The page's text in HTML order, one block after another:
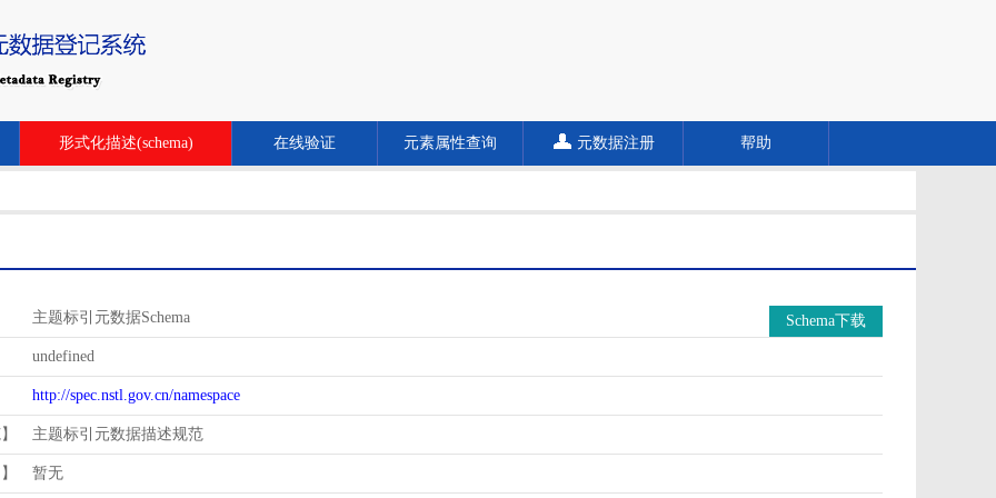
形式化描述(schema) 在线验证 元素属性查询 元数据注册 帮助
主题标引元数据Schema Schema下载
undefined
http://spec.nstl.gov.cn/namespace
主题标引元数据描述规范
暂无